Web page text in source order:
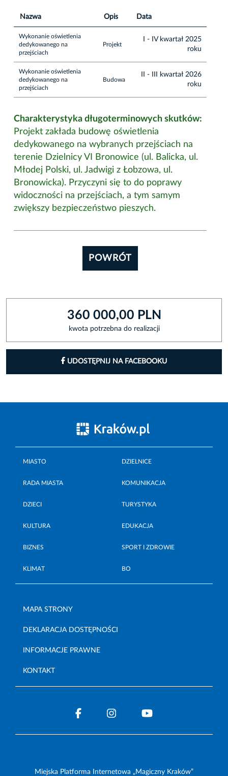
Nazwa Opis Data
Wykonanie oświetlenia
dedykowanego na
przejściach
Projekt
I - IV kwartał 2025
roku
Wykonanie oświetlenia
dedykowanego na
przejściach
Budowa
II - III kwartał 2026
roku
Charakterystyka długoterminowych skutków:
Projekt zakłada budowę oświetlenia
dedykowanego na wybranych przejściach na
terenie Dzielnicy VI Bronowice (ul. Balicka, ul.
Młodej Polski, ul. Jadwigi z Łobzowa, ul.
Bronowicka). Przyczyni się to do poprawy
widoczności na przejściach, a tym samym
zwiększy bezpieczeństwo pieszych.
POWRÓT
360 000,00 PLN
kwota potrzebna do realizacji
UDOSTĘPNIJ NA FACEBOOKU
MIASTO DZIELNICE
RADA MIASTA KOMUNIKACJA
DZIECI TURYSTYKA
KULTURA EDUKACJA
BIZNES SPORT I ZDROWIE
KLIMAT BO
MAPA STRONY
DEKLARACJA DOSTĘPNOŚCI
INFORMACJE PRAWNE
KONTAKT
Miejska Platforma Internetowa „Magiczny Kraków”